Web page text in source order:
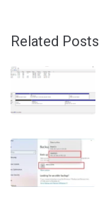
Related Posts